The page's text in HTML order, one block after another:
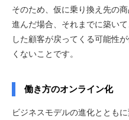
そのため、仮に乗り換え先の
進んだ場合、それまでに築い
した顧客が戻ってくる可能性
くないことです。
働き方のオンライン化
ビジネスモデルの進化ととも